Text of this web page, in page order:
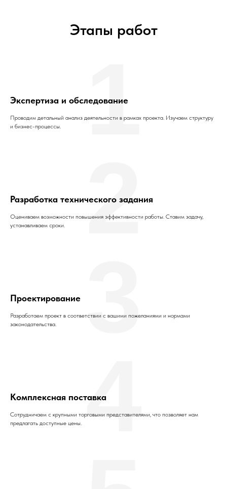
Этапы работ
Экспертиза и обследование
Проводим детальный анализ деятельности в рамках проекта. Изучаем структуру
и бизнес-процессы.
1
Разработка технического задания
Оцениваем возможности повышения эффективности работы. Ставим задачу,
устанавливаем сроки.
2
Проектирование
Разработаем проект в соответствии с вашими пожеланиями и нормами
законодательства.
3
Комплексная поставка
Сотрудничаем с крупными торговыми представителями, что позволяет нам
предлагать доступные цены.
4